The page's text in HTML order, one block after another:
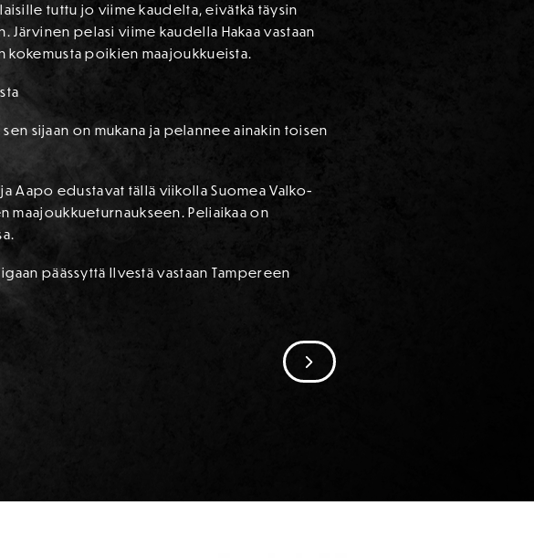
tuttu jo viime kaudelta, eivätkä täysin
pelasi viime kaudella Hakaa vastaan
kokemusta poikien maajoukkueista.
sijaan on mukana ja pelannee ainakin toisen
Aapo edustavat tällä viikolla Suomea Valko-
maajoukkueturnaukseen. Peliaikaa on
päässyttä Ilvestä vastaan Tampereen
SIIRRY SEURAAVAAN